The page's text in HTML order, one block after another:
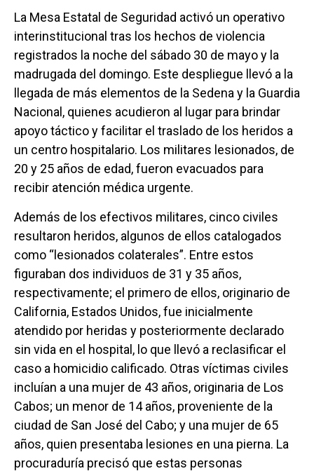
La Mesa Estatal de Seguridad activó un operativo
interinstitucional tras los hechos de violencia
registrados la noche del sábado 30 de mayo y la
madrugada del domingo. Este despliegue llevó a la
llegada de más elementos de la Sedena y la Guardia
Nacional, quienes acudieron al lugar para brindar
apoyo táctico y facilitar el traslado de los heridos a
un centro hospitalario. Los militares lesionados, de
20 y 25 años de edad, fueron evacuados para
recibir atención médica urgente.
Además de los efectivos militares, cinco civiles
resultaron heridos, algunos de ellos catalogados
como “lesionados colaterales”. Entre estos
figuraban dos individuos de 31 y 35 años,
respectivamente; el primero de ellos, originario de
California, Estados Unidos, fue inicialmente
atendido por heridas y posteriormente declarado
sin vida en el hospital, lo que llevó a reclasificar el
caso a homicidio calificado. Otras víctimas civiles
incluían a una mujer de 43 años, originaria de Los
Cabos; un menor de 14 años, proveniente de la
ciudad de San José del Cabo; y una mujer de 65
años, quien presentaba lesiones en una pierna. La
procuraduría precisó que estas personas